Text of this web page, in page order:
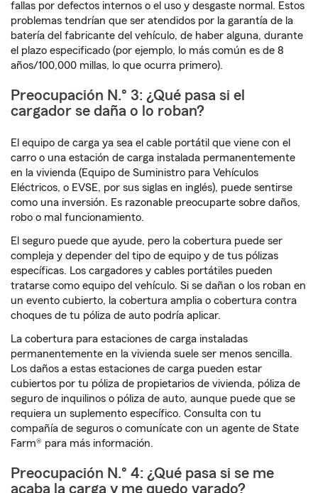
fallas por defectos internos o el uso y desgaste normal. Estos
problemas tendrían que ser atendidos por la garantía de la
batería del fabricante del vehículo, de haber alguna, durante
el plazo especificado (por ejemplo, lo más común es de 8
años/100,000 millas, lo que ocurra primero).
Preocupación N.° 3: ¿Qué pasa si el
cargador se daña o lo roban?
El equipo de carga ya sea el cable portátil que viene con el
carro o una estación de carga instalada permanentemente
en la vivienda (Equipo de Suministro para Vehículos
Eléctricos, o EVSE, por sus siglas en inglés), puede sentirse
como una inversión. Es razonable preocuparte sobre daños,
robo o mal funcionamiento.
El seguro puede que ayude, pero la cobertura puede ser
compleja y depender del tipo de equipo y de tus pólizas
específicas. Los cargadores y cables portátiles pueden
tratarse como equipo del vehículo. Si se dañan o los roban en
un evento cubierto, la cobertura amplia o cobertura contra
choques de tu póliza de auto podría aplicar.
La cobertura para estaciones de carga instaladas
permanentemente en la vivienda suele ser menos sencilla.
Los daños a estas estaciones de carga pueden estar
cubiertos por tu póliza de propietarios de vivienda, póliza de
seguro de inquilinos o póliza de auto, aunque puede que se
requiera un suplemento específico. Consulta con tu
compañía de seguros o comunícate con un agente de State
Farm® para más información.
Preocupación N.° 4: ¿Qué pasa si se me
acaba la carga y me quedo varado?